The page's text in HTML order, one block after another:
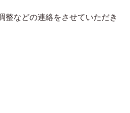
整などの連絡をさせていただき